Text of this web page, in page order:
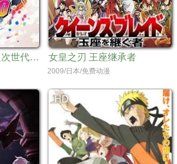
火影忍者：博人传之次世代继承者 女皇之刃 王座继承者
2009/日本/免费动漫
HD